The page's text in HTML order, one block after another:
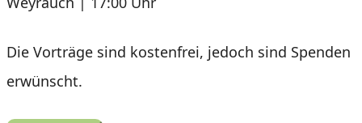
Die Vorträge sind kostenfrei, jedoch sind Spenden
erwünscht.